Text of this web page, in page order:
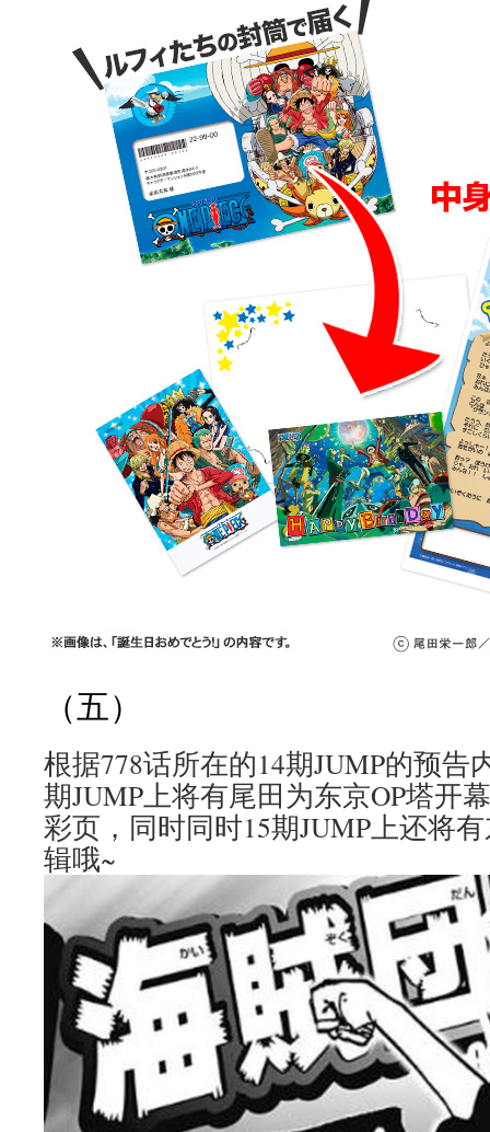
（五）
根据778话所在的14期JUMP的预告
期JUMP上将有尾田为东京OP塔开
彩页，同时同时15期JUMP上还将
辑哦~